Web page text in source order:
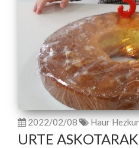
2022/02/08 Haur
URTE